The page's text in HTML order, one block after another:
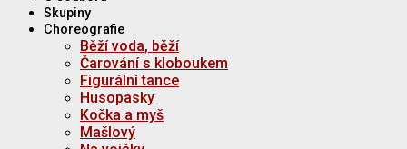
Skupiny
Choreografie
Běží voda, běží
Čarování s kloboukem
Figurální tance
Husopasky
Kočka a myš
Mašlový